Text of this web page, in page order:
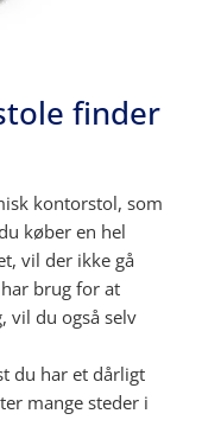
finder
kontorstol, som
køber en hel
vil der ikke gå
brug for at
vil du også selv
du har et dårligt
mange steder i